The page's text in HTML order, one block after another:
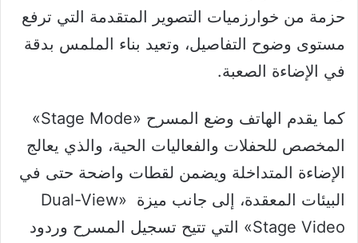
حزمة من خوارزميات التصوير المتقدمة التي ترفع
مستوى وضوح التفاصيل، وتعيد بناء الملمس بدقة
في الإضاءة الصعبة.
كما يقدم الهاتف وضع المسرح «Stage Mode»
المخصص للحفلات والفعاليات الحية، والذي يعالج
الإضاءة المتداخلة ويضمن لقطات واضحة حتى في
البيئات المعقدة، إلى جانب ميزة «Dual-View
Stage Video» التي تتيح تسجيل المسرح وردود